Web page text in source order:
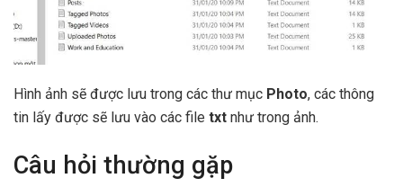
Hình ảnh sẽ được lưu trong các thư mục Photo, các thông
tin lấy được sẽ lưu vào các file txt như trong ảnh.
Câu hỏi thường gặp